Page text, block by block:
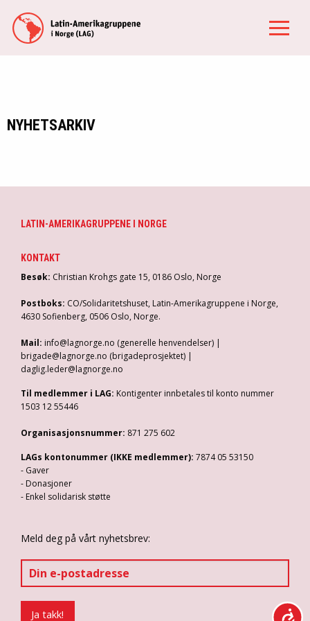
NYHETSARKIV
LATIN-AMERIKAGRUPPENE I NORGE
KONTAKT
Besøk: Christian Krohgs gate 15, 0186 Oslo, Norge
Postboks: CO/Solidaritetshuset, Latin-Amerikagruppene i Norge,
4630 Sofienberg, 0506 Oslo, Norge.
Mail: info@lagnorge.no (generelle henvendelser) |
brigade@lagnorge.no (brigadeprosjektet) |
daglig.leder@lagnorge.no
Til medlemmer i LAG: Kontigenter innbetales til konto nummer
1503 12 55446
Organisasjonsnummer: 871 275 602
LAGs kontonummer (IKKE medlemmer): 7874 05 53150
- Gaver
- Donasjoner
- Enkel solidarisk støtte
Meld deg på vårt nyhetsbrev: